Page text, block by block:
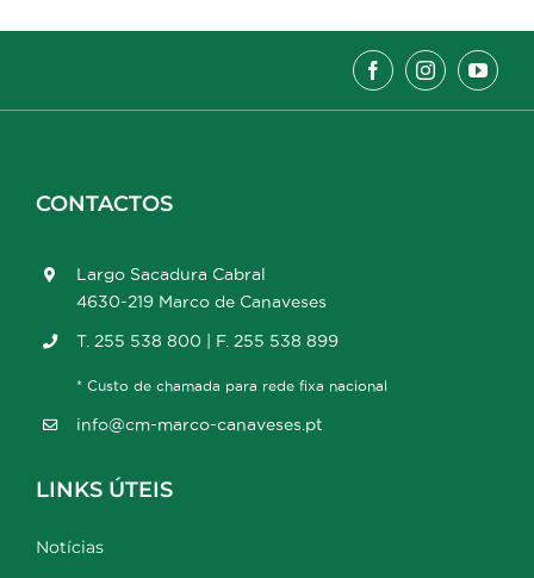
CONTACTOS
Largo Sacadura Cabral
4630-219 Marco de Canaveses
T. 255 538 800 | F. 255 538 899
* Custo de chamada para rede fixa nacional
info@cm-marco-canaveses.pt
LINKS ÚTEIS
Notícias